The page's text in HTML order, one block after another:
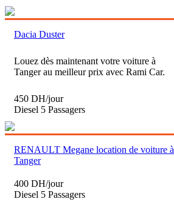
Dacia Duster
Louez dès maintenant votre voiture à
Tanger au meilleur prix avec Rami Car.
450 DH/jour
Diesel 5 Passagers
RENAULT Megane location de voiture à
Tanger
400 DH/jour
Diesel 5 Passagers